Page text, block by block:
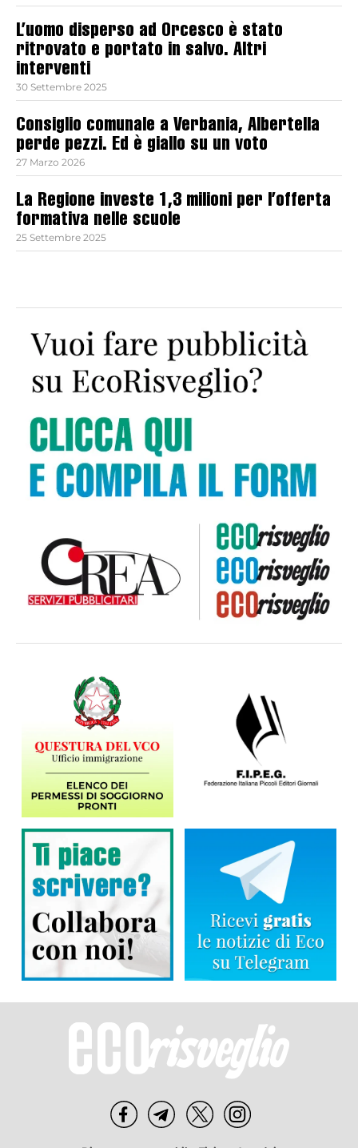
L’uomo disperso ad Orcesco è stato
ritrovato e portato in salvo. Altri
interventi
30 Settembre 2025
Consiglio comunale a Verbania, Albertella
perde pezzi. Ed è giallo su un voto
27 Marzo 2026
La Regione investe 1,3 milioni per l’offerta
formativa nelle scuole
25 Settembre 2025